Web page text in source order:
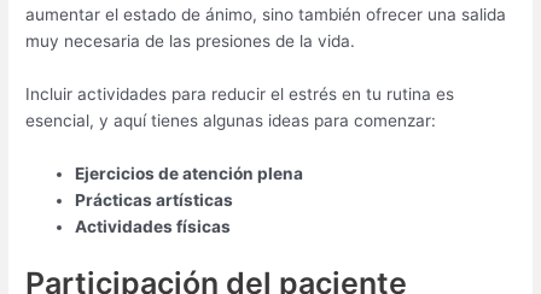
aumentar el estado de ánimo, sino también ofrecer una salida
muy necesaria de las presiones de la vida.
Incluir actividades para reducir el estrés en tu rutina es
esencial, y aquí tienes algunas ideas para comenzar:
Ejercicios de atención plena
Prácticas artísticas
Actividades físicas
Participación del paciente